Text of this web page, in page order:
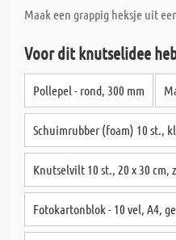
Maak een grappig heksje uit
Voor dit knutselidee
Pollepel - rond, 300 mm
Schuimrubber (foam) 10 st.,
Knutselvilt 10 st., 20 x 30 cm,
Fotokartonblok - 10 vel, A4,